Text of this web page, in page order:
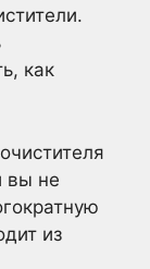
как
вы не
из